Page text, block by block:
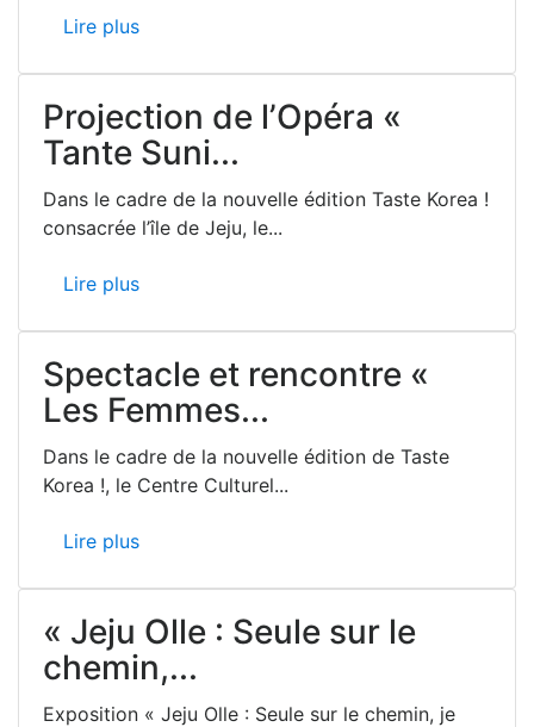
Lire plus
Projection de l’Opéra «
Tante Suni...
Dans le cadre de la nouvelle édition Taste Korea !
consacrée l’île de Jeju, le...
Lire plus
Spectacle et rencontre «
Les Femmes...
Dans le cadre de la nouvelle édition de Taste
Korea !, le Centre Culturel...
Lire plus
« Jeju Olle : Seule sur le
chemin,...
Exposition « Jeju Olle : Seule sur le chemin, je